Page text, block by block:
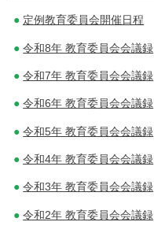
ー
シ
ョ
ン
定例教育委員会開催日程
令和8年 教育委員会会議録
令和7年 教育委員会会議録
令和6年 教育委員会会議録
令和5年 教育委員会会議録
令和4年 教育委員会会議録
令和3年 教育委員会会議録
令和2年 教育委員会会議録